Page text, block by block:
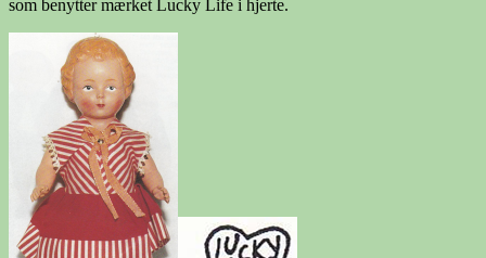
som benytter mærket Lucky Life i hjerte.